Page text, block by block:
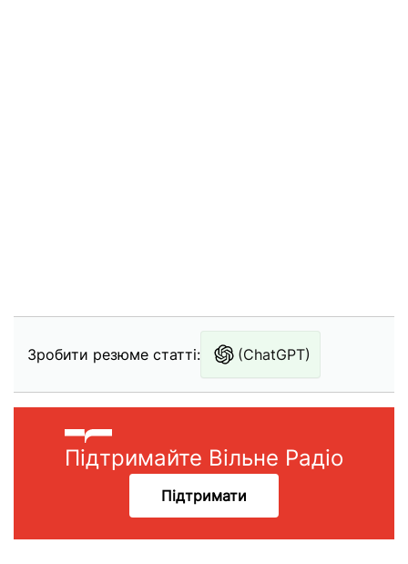
Зробити резюме статті: (ChatGPT)
Підтримайте Вільне Радіо
Підтримати